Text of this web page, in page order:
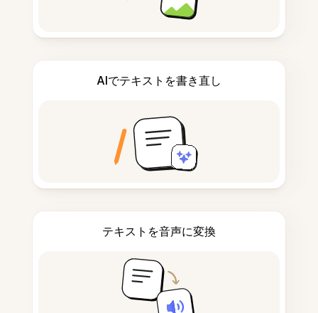
AIでテキストを書き直し
テキストを音声に変換